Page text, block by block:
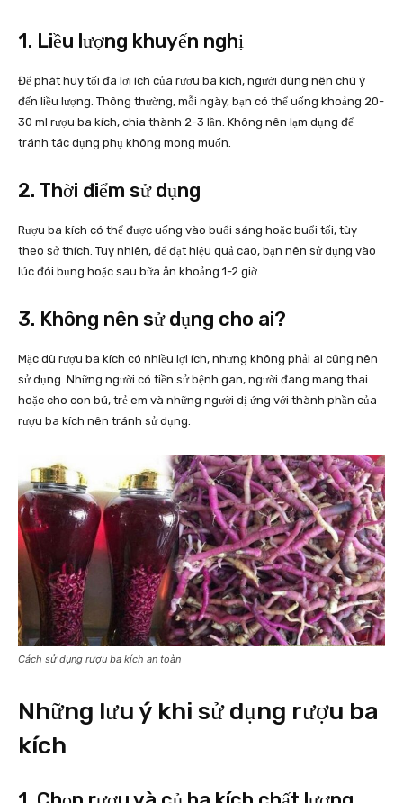
1. Liều lượng khuyến nghị
Để phát huy tối đa lợi ích của rượu ba kích, người dùng nên chú ý
đến liều lượng. Thông thường, mỗi ngày, bạn có thể uống khoảng 20-
30 ml rượu ba kích, chia thành 2-3 lần. Không nên lạm dụng để
tránh tác dụng phụ không mong muốn.
2. Thời điểm sử dụng
Rượu ba kích có thể được uống vào buổi sáng hoặc buổi tối, tùy
theo sở thích. Tuy nhiên, để đạt hiệu quả cao, bạn nên sử dụng vào
lúc đói bụng hoặc sau bữa ăn khoảng 1-2 giờ.
3. Không nên sử dụng cho ai?
Mặc dù rượu ba kích có nhiều lợi ích, nhưng không phải ai cũng nên
sử dụng. Những người có tiền sử bệnh gan, người đang mang thai
hoặc cho con bú, trẻ em và những người dị ứng với thành phần của
rượu ba kích nên tránh sử dụng.
Cách sử dụng rượu ba kích an toàn
Những lưu ý khi sử dụng rượu ba
kích